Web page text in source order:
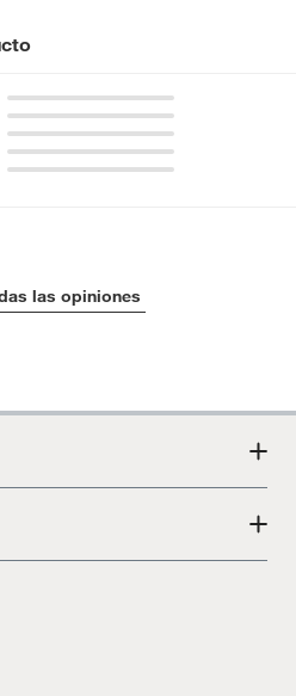
las opiniones